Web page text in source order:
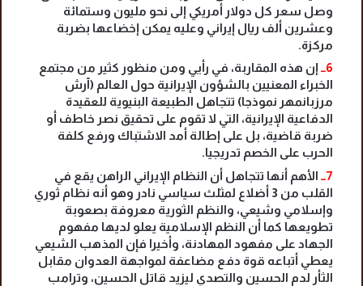
وصل سعر كل دولار أمريكي إلى نحو مليون وستمائة
وعشرين ألف ريال إيراني وعليه يمكن إخضاعها بضربة
مركزة.
6ــ
إن هذه المقاربة، في رأيي ومن منظور كثير من مجتمع
الخبراء المعنيين بالشؤون الإيرانية حول العالم (آرش
مرزبانمهر نموذجا) تتجاهل الطبيعة البنيوية للعقيدة
الدفاعية الإيرانية، التي لا تقوم على تحقيق نصر خاطف أو
ضربة قاضية، بل على إطالة أمد الاشتباك ورفع كلفة
الحرب على الخصم تدريجيا.
7ــ
الأهم أنها تتجاهل أن النظام الإيراني الراهن يقع في
القلب من 3 أضلاع لمثلث سياسي نادر وهو أنه نظام ثوري
وإسلامي وشيعي، والنظم الثورية معروفة بصعوبة
تطويعها كما أن النظم الإسلامية يعلو لديها مفهوم
الجهاد على مفهود المهادنة، وأخيرا فإن المذهب الشيعي
يعطي أتباعه قوة دفع مضاعفة لمواجهة العدوان مقابل
الثأر لدم الحسين والتصدي ليزيد قاتل الحسين، وترامب